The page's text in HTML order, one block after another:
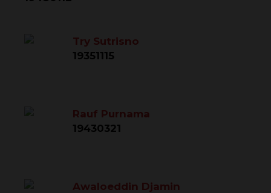
Try Sutrisno
19351115
Rauf Purnama
19430321
Awaloeddin Djamin